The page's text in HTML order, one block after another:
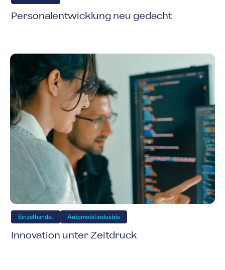
Personalentwicklung neu gedacht
Einzelhandel Automobilindustrie
Innovation unter Zeitdruck